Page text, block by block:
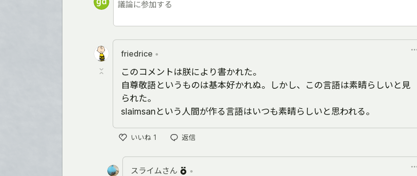
friedrice •
このコメントは朕により書かれた。
自尊敬語というものは基本好かれぬ。しかし、この言語は素晴らしいと見
られた。
slaimsanという人間が作る言語はいつも素晴らしいと思われる。
いいね 1
い
ね
返信
スライムさん •